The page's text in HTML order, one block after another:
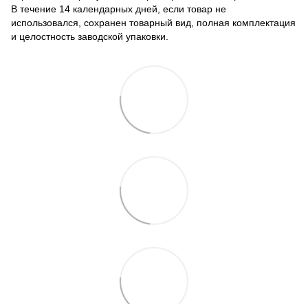
В течение 14 календарных дней, если товар не
использовался, сохранен товарный вид, полная комплектация
и целостность заводской упаковки.